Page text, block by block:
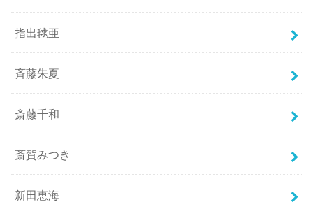
指出毬亜
斉藤朱夏
斎藤千和
斎賀みつき
新田恵海